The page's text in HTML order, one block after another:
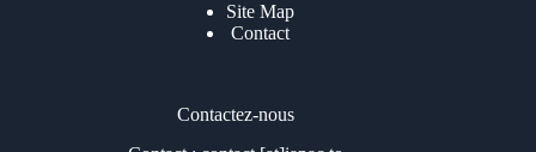
Site Map
Contact
Contactez-nous